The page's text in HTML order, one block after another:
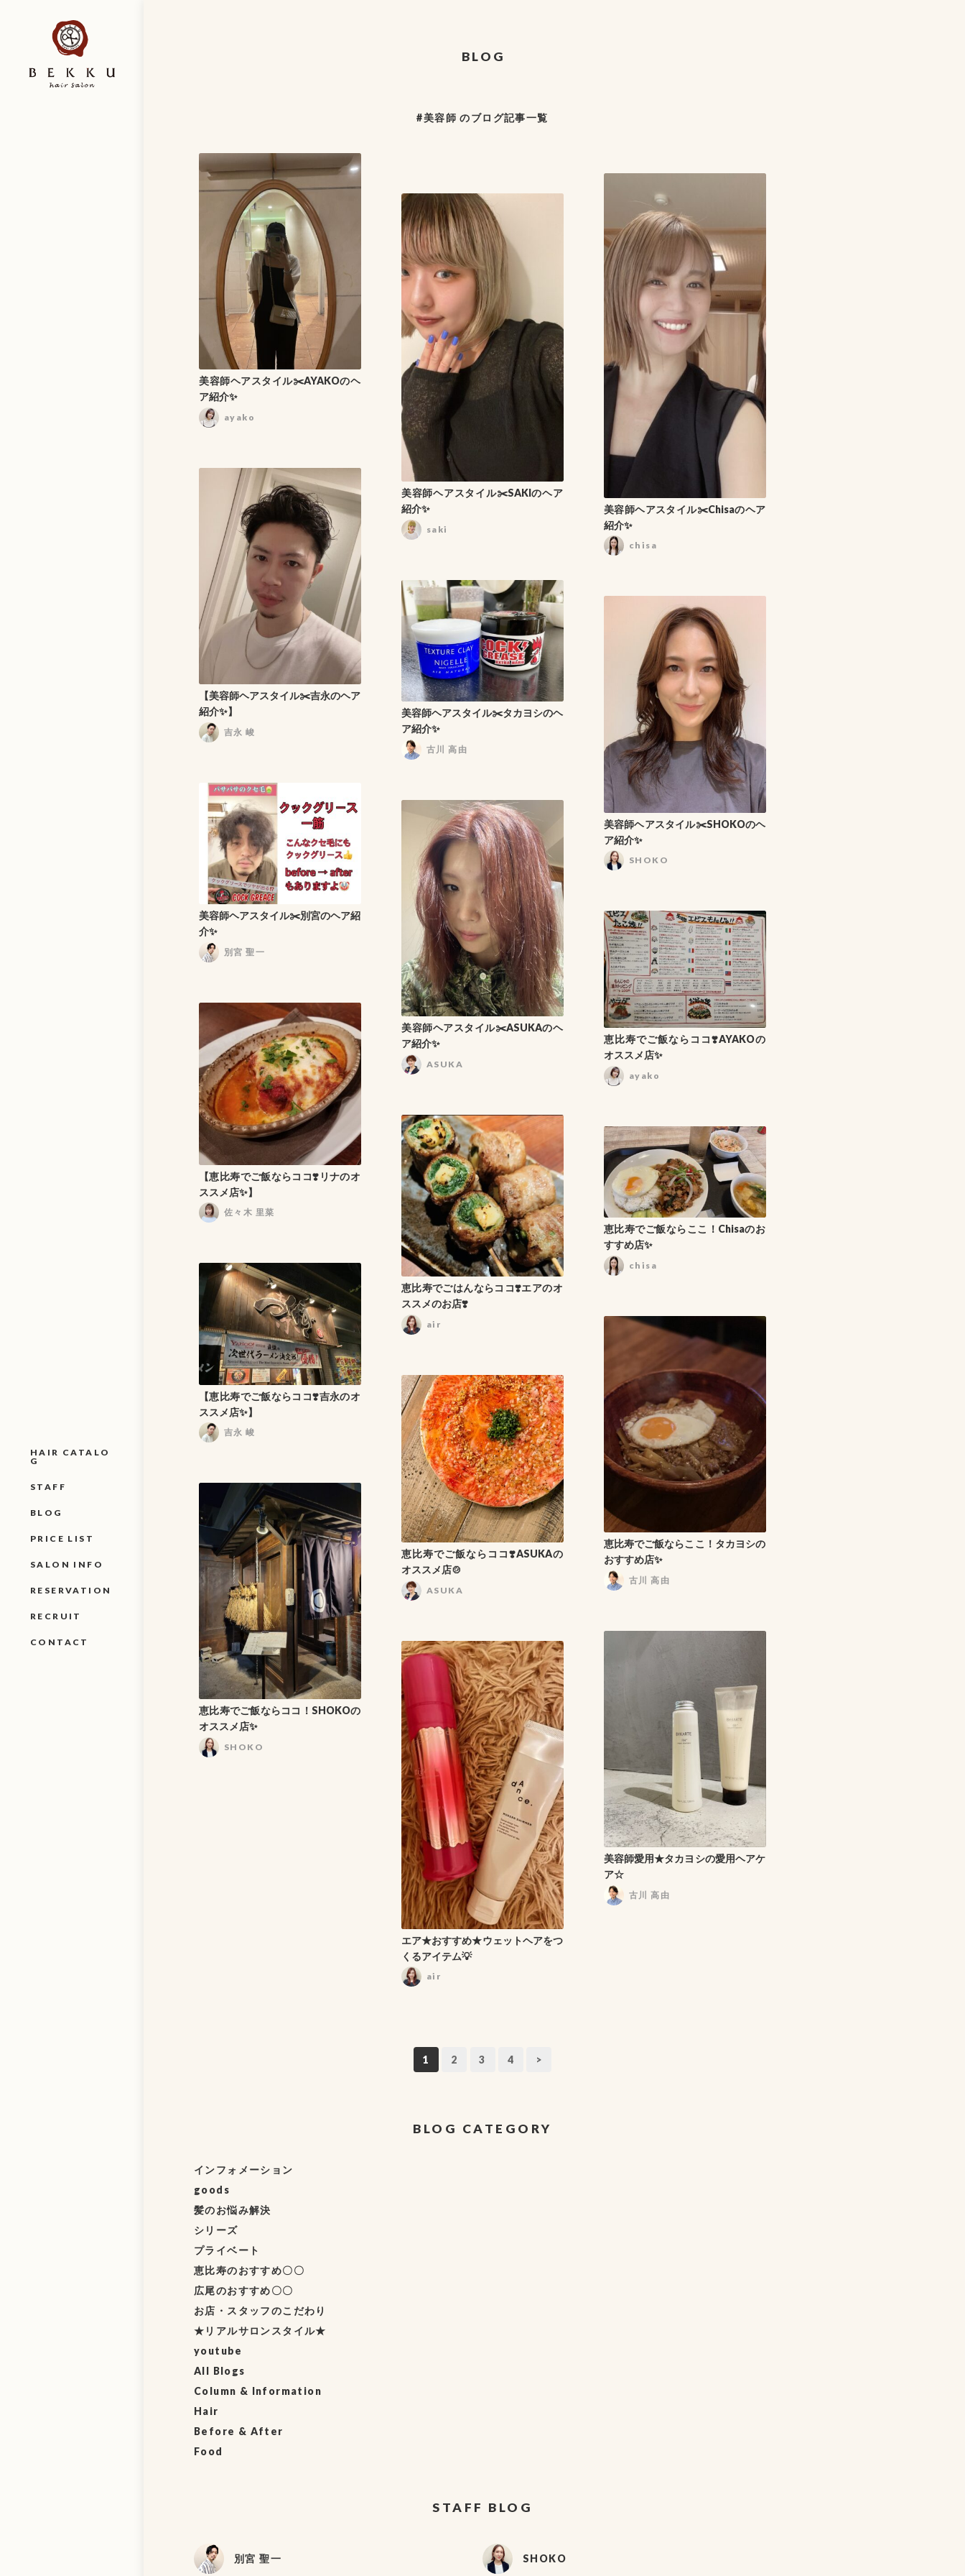
BLOG
#美容師 のブログ記事一覧
美容師ヘアスタイル✂️AYAKOのヘ
ア紹介✨
ayako
美容師ヘアスタイル✂️SAKIのヘア
紹介✨
saki
美容師ヘアスタイル✂️Chisaのヘア
紹介✨
chisa
【美容師ヘアスタイル✂️吉永のヘア
紹介✨】
吉永 峻
美容師ヘアスタイル✂️タカヨシのヘ
ア紹介✨
古川 高由
美容師ヘアスタイル✂️SHOKOのヘ
ア紹介✨
SHOKO
美容師ヘアスタイル✂️別宮のヘア紹
介✨
別宮 聖一
美容師ヘアスタイル✂️ASUKAのヘ
ア紹介✨
ASUKA
恵比寿でご飯ならココ❣️AYAKOの
オススメ店✨
ayako
【恵比寿でご飯ならココ❣️リナのオ
ススメ店✨】
佐々木 里菜
恵比寿でごはんならココ❣️エアのオ
ススメのお店❣️
air
恵比寿でご飯ならここ！Chisaのお
すすめ店✨
chisa
【恵比寿でご飯ならココ❣️吉永のオ
ススメ店✨】
吉永 峻
恵比寿でご飯ならここ！タカヨシの
おすすめ店✨
古川 高由
恵比寿でご飯ならココ❣️ASUKAの
オススメ店🍲
ASUKA
恵比寿でご飯ならココ！SHOKOの
オススメ店✨
SHOKO
美容師愛用★タカヨシの愛用ヘアケ
ア☆
古川 高由
エア★おすすめ★ウェットヘアをつ
くるアイテム💡
air
1 2 3 4 >
BLOG CATEGORY
インフォメーション
goods
髪のお悩み解決
シリーズ
プライベート
恵比寿のおすすめ〇〇
広尾のおすすめ〇〇
お店・スタッフのこだわり
★リアルサロンスタイル★
youtube
All Blogs
Column & Information
Hair
Before & After
Food
STAFF BLOG
別宮 聖一 SHOKO
HAIR CATALO
G
STAFF
BLOG
PRICE LIST
SALON INFO
RESERVATION
RECRUIT
CONTACT